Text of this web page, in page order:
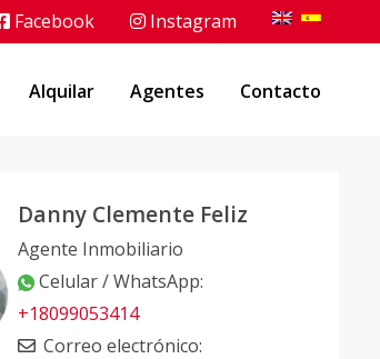
Facebook Instagram
Alquilar Agentes Contacto
Danny Clemente Feliz
Agente Inmobiliario
Celular / WhatsApp:
+18099053414
Correo electrónico: